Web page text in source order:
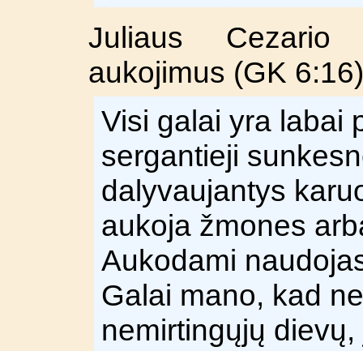
Juliaus
aukojimus (GK
Visi galai yra labai
sergantieji
dalyvaujantys
aukoja žmones
Aukodami
Galai mano, kad
nemirtingųjų